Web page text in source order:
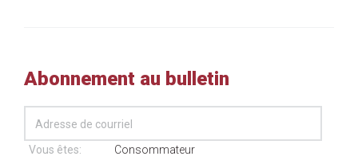
Abonnement au bulletin
Vous êtes:
Consommateur